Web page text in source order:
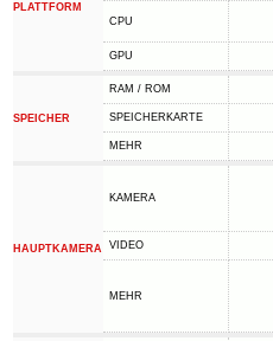
PLATTFORM
CPU
GPU
SPEICHER
RAM / ROM
SPEICHERKARTE
MEHR
HAUPTKAMERA
KAMERA
VIDEO
MEHR